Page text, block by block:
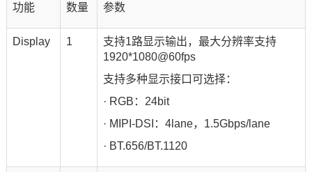
功能 数量 参数
Display 1
支持1路显示输出，最大分辨率支持
1920*1080@60fps
支持多种显示接口可选择：
· RGB：24bit
· MIPI-DSI：4lane，1.5Gbps/lane
· BT.656/BT.1120